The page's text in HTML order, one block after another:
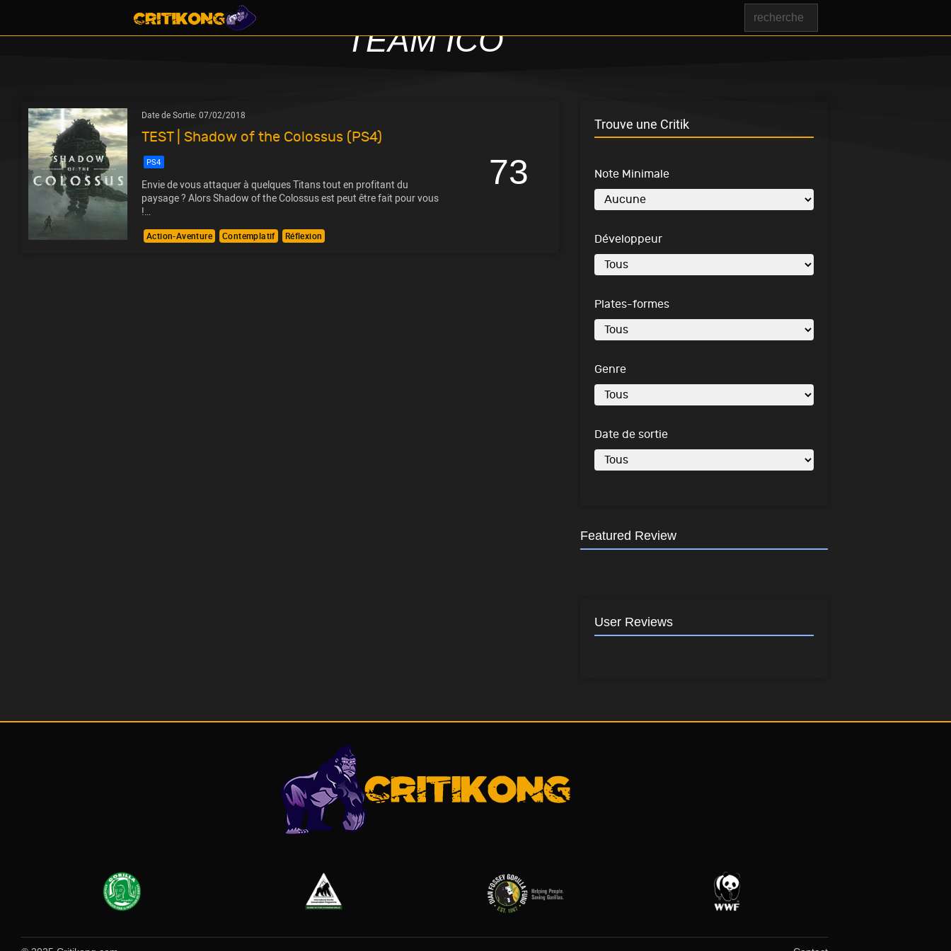
TEAM ICO
Date de Sortie: 07/02/2018
TEST | Shadow of the Colossus (PS4)
PS4
Envie de vous attaquer à quelques Titans tout en profitant du
paysage ? Alors Shadow of the Colossus est peut être fait pour vous
!…
Action-Aventure Contemplatif Réflexion
73
Trouve une Critik
Note Minimale
Développeur
Plates-formes
Genre
Date de sortie
Featured Review
User Reviews